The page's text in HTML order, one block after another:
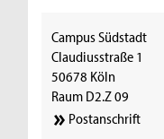
Campus Südstadt
Claudiusstraße 1
50678 Köln
Raum D2.Z 09
Postanschrift